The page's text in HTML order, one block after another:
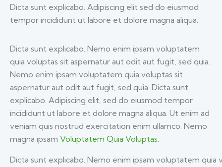
Dicta sunt explicabo. Adipiscing elit sed do eiusmod
tempor incididunt ut labore et dolore magna aliqua.
Dicta sunt explicabo. Nemo enim ipsam voluptatem
quia voluptas sit aspernatur aut odit aut fugit, sed quia.
Nemo enim ipsam voluptatem quia voluptas sit
aspernatur aut odit aut fugit, sed quia. Dicta sunt
explicabo. Adipiscing elit, sed do eiusmod tempor
incididunt ut labore et dolore magna aliqua. Ut enim ad
veniam quis nostrud exercitation enim ullamco. Nemo
magna ipsam Voluptatem Quia Voluptas.
Dicta sunt explicabo. Nemo enim ipsam voluptatem